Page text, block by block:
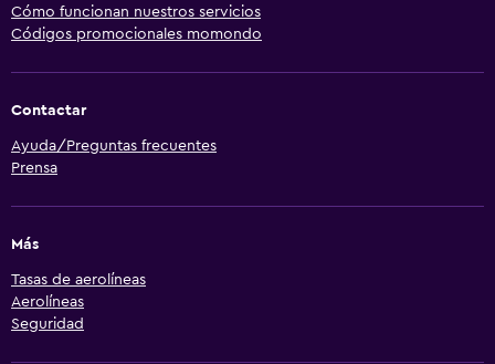
Cómo funcionan nuestros servicios
Códigos promocionales momondo
Contactar
Ayuda/Preguntas frecuentes
Prensa
Más
Tasas de aerolíneas
Aerolíneas
Seguridad